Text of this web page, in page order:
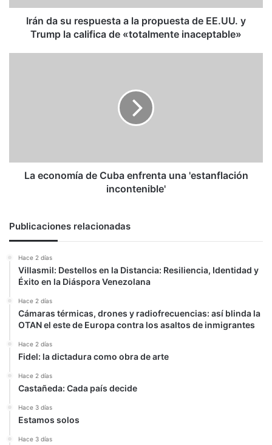
EE.UU.
Trump
Irán da su respuesta a la propuesta de EE.UU. y
Trump la califica de «totalmente inaceptable»
La economía de Cuba enfrenta una 'estanflación
incontenible'
Publicaciones relacionadas
Hace 2 días
Villasmil: Destellos en la Distancia: Resiliencia, Identidad y
Éxito en la Diáspora Venezolana
Hace 2 días
Cámaras térmicas, drones y radiofrecuencias: así blinda la
OTAN el este de Europa contra los asaltos de inmigrantes
Hace 2 días
Fidel: la dictadura como obra de arte
Hace 2 días
Castañeda: Cada país decide
Hace 3 días
Estamos solos
Hace 3 días